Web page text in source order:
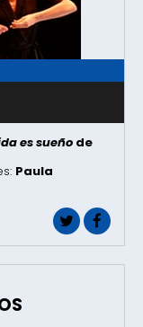
es sueño de
Paula